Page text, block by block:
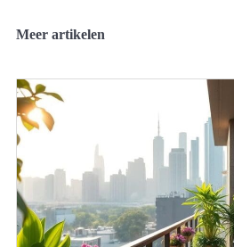
Meer artikelen